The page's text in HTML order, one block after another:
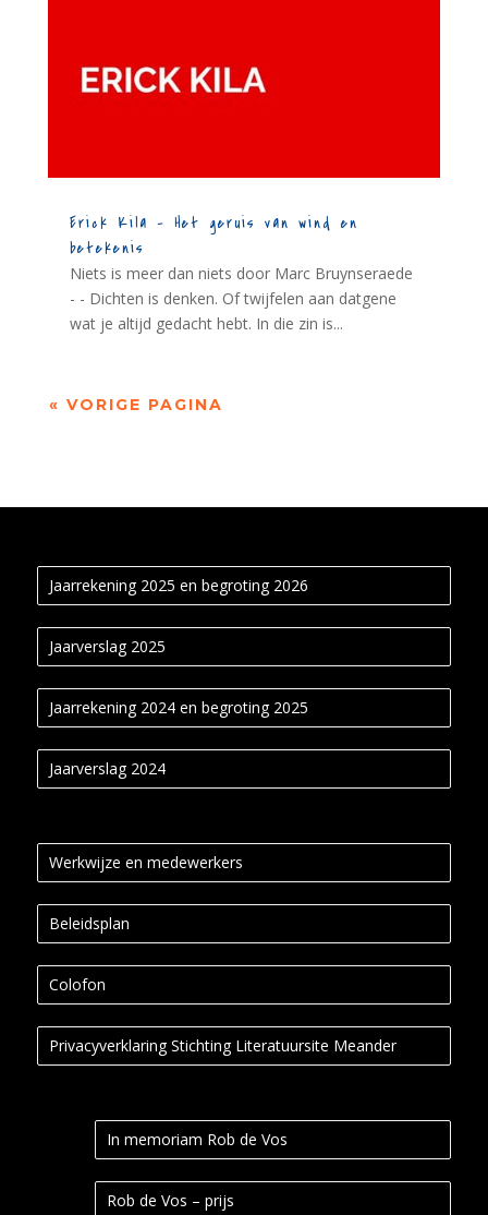
Erick Kila – Het geruis van wind en
betekenis
Niets is meer dan niets door Marc Bruynseraede
- - Dichten is denken. Of twijfelen aan datgene
wat je altijd gedacht hebt. In die zin is...
« VORIGE PAGINA
Jaarrekening 2025 en begroting 2026
Jaarverslag 2025
Jaarrekening 2024 en begroting 2025
Jaarverslag 2024
Werkwijze en medewerkers
Beleidsplan
Colofon
Privacyverklaring Stichting Literatuursite Meander
In memoriam Rob de Vos
Rob de Vos – prijs